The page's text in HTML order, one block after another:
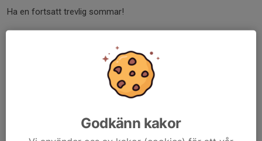
Ha en fortsatt trevlig sommar!
Godkänn kakor